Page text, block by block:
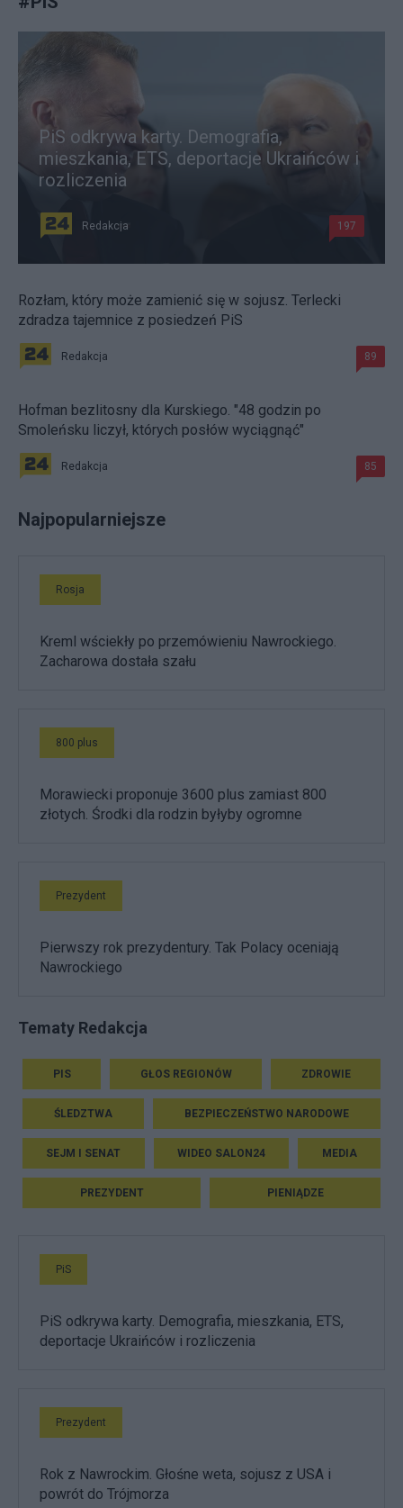
PiS odkrywa karty. Demografia,
mieszkania, ETS, deportacje Ukraińców i
rozliczenia
Redakcja 197
Rozłam, który może zamienić się w sojusz. Terlecki
zdradza tajemnice z posiedzeń PiS
Redakcja 89
Hofman bezlitosny dla Kurskiego. "48 godzin po
Smoleńsku liczył, których posłów wyciągnąć"
Redakcja 85
Najpopularniejsze
Rosja
Kreml wściekły po przemówieniu Nawrockiego.
Zacharowa dostała szału
800 plus
Morawiecki proponuje 3600 plus zamiast 800
złotych. Środki dla rodzin byłyby ogromne
Prezydent
Pierwszy rok prezydentury. Tak Polacy oceniają
Nawrockiego
Tematy Redakcja
PIS GŁOS REGIONÓW ZDROWIE
ŚLEDZTWA BEZPIECZEŃSTWO NARODOWE
SEJM I SENAT WIDEO SALON24 MEDIA
PREZYDENT PIENIĄDZE
PiS
PiS odkrywa karty. Demografia, mieszkania, ETS,
deportacje Ukraińców i rozliczenia
Prezydent
Rok z Nawrockim. Głośne weta, sojusz z USA i
powrót do Trójmorza